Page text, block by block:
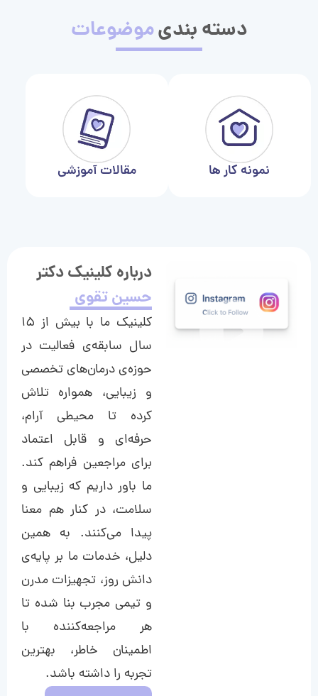
دسته بندیموضوعات
نمونه کار ها مقالات آموزشی
درباره کلینیک دکتر
حسین تقوی
کلینیک ما با بیش از ۱۵
سال سابقه‌ی فعالیت در
حوزه‌ی درمان‌های تخصصی
و زیبایی، همواره تلاش
کرده تا محیطی آرام،
حرفه‌ای و قابل اعتماد
برای مراجعین فراهم کند.
ما باور داریم که زیبایی و
سلامت، در کنار هم معنا
پیدا می‌کنند. به همین
دلیل، خدمات ما بر پایه‌ی
دانش روز، تجهیزات مدرن
و تیمی مجرب بنا شده تا
هر مراجعه‌کننده با
اطمینان خاطر، بهترین
تجربه را داشته باشد.